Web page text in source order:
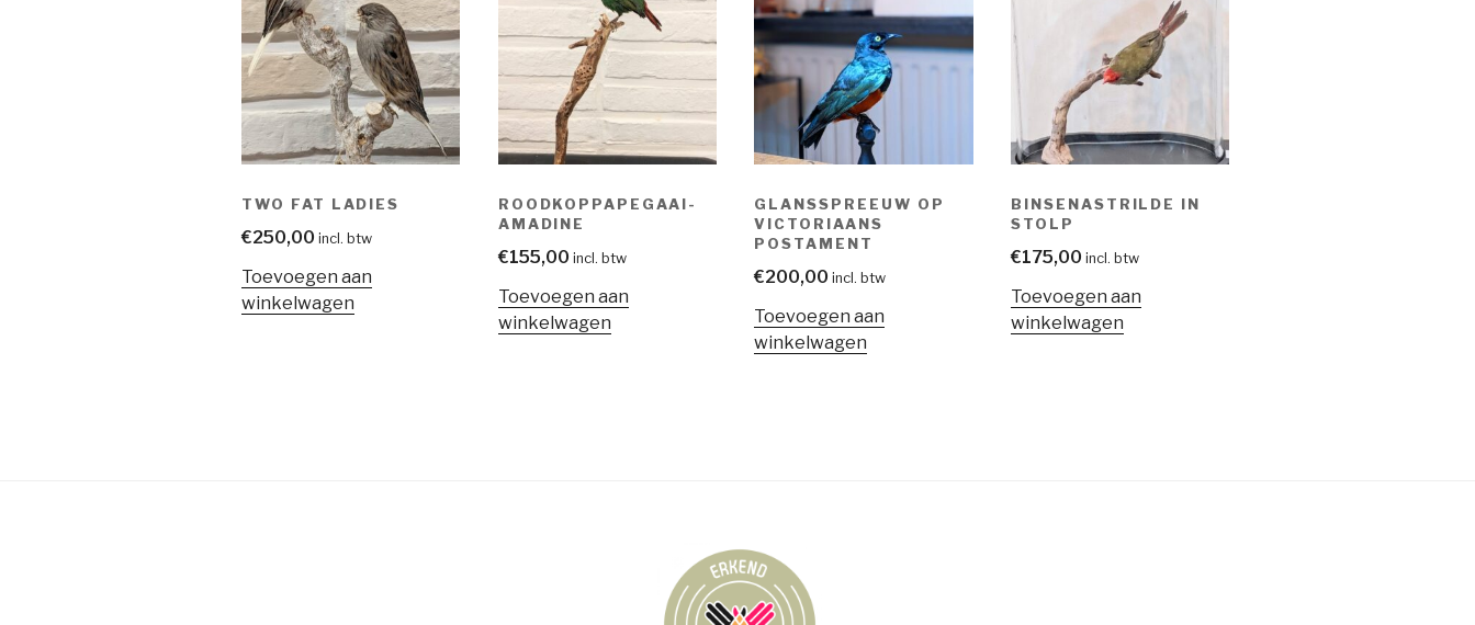
TWO FAT LADIES
€250,00 incl. btw
Toevoegen aan
winkelwagen
ROODKOPPAPEGAAI-
AMADINE
€155,00 incl. btw
Toevoegen aan
winkelwagen
GLANSSPREEUW OP
VICTORIAANS
POSTAMENT
€200,00 incl. btw
Toevoegen aan
winkelwagen
BINSENASTRILDE IN
STOLP
€175,00 incl. btw
Toevoegen aan
winkelwagen